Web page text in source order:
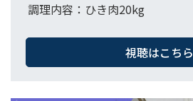
調理内容：ひき肉20kg
視聴はこちら